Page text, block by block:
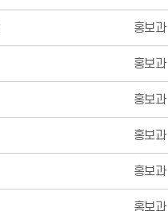
홍보과
홍보과
홍보과
홍보과
홍보과
홍보과